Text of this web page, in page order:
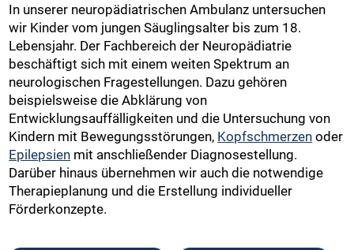
In unserer neuropädiatrischen Ambulanz untersuchen
wir Kinder vom jungen Säuglingsalter bis zum 18.
Lebensjahr. Der Fachbereich der Neuropädiatrie
beschäftigt sich mit einem weiten Spektrum an
neurologischen Fragestellungen. Dazu gehören
beispielsweise die Abklärung von
Entwicklungsauffälligkeiten und die Untersuchung von
Kindern mit Bewegungsstörungen, Kopfschmerzen oder
Epilepsien mit anschließender Diagnosestellung.
Darüber hinaus übernehmen wir auch die notwendige
Therapieplanung und die Erstellung individueller
Förderkonzepte.